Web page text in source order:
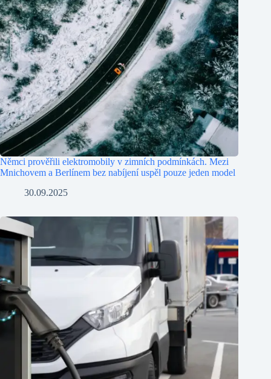
Němci prověřili elektromobily v zimních podmínkách. Mezi
Mnichovem a Berlínem bez nabíjení uspěl pouze jeden model
30.09.2025